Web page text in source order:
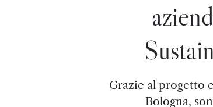
Grazie al progetto
Bologna,